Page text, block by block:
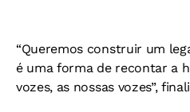
“Queremos construir um
é uma forma de recontar a
vozes, as nossas vozes”,